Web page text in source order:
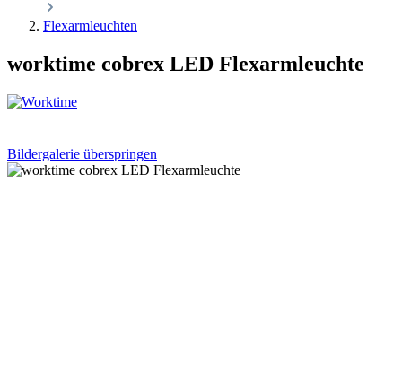
Flexarmleuchten
worktime cobrex LED Flexarmleuchte
Bildergalerie überspringen